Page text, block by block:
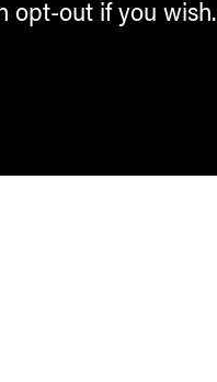
opt-out if you wish.